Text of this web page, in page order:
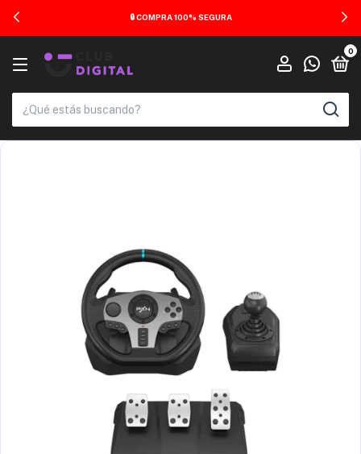
🚚 ENVÍOS A TODO EL PAÍS
0